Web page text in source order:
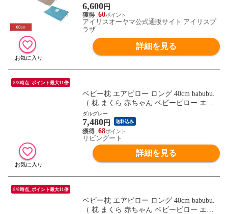
6,600円
60
アイリスオーヤマ公式通販サイト アイリスプ
ラザ
詳細を見る
8/8時点_ポイント最大11倍
ベビー枕 エアピロー ロング 40cm babubu.
（ 枕 まくら 赤ちゃん ベビーピロー エア
リングピロー ドーナツ枕 ベビー 寝具 寝装
洗える 吐き戻し予防 汗かき予防 絶壁予防
鼻詰まり予防 窒息予防 湿疹予防 転げ落ち
防止 ） 【ダルグレー】
ダルグレー
7,480円 送料込み
68
リビングート
詳細を見る
8/8時点_ポイント最大11倍
ベビー枕 エアピロー ロング 40cm babubu.
（ 枕 まくら 赤ちゃん ベビーピロー エア